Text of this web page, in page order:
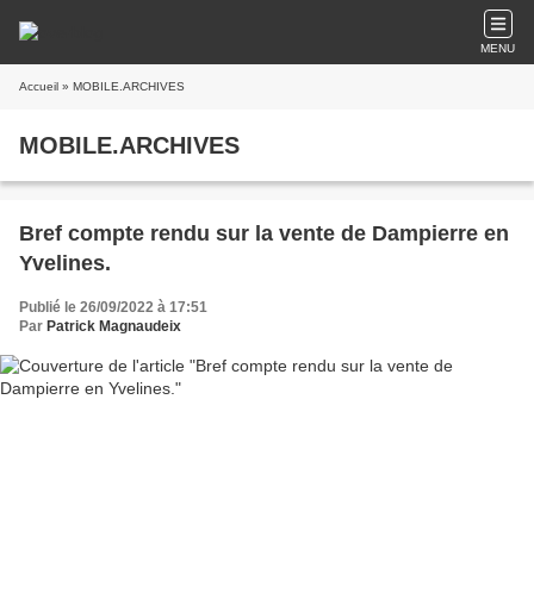
MENU
Accueil » MOBILE.ARCHIVES
MOBILE.ARCHIVES
Bref compte rendu sur la vente de Dampierre en
Yvelines.
Publié le 26/09/2022 à 17:51
Par Patrick Magnaudeix